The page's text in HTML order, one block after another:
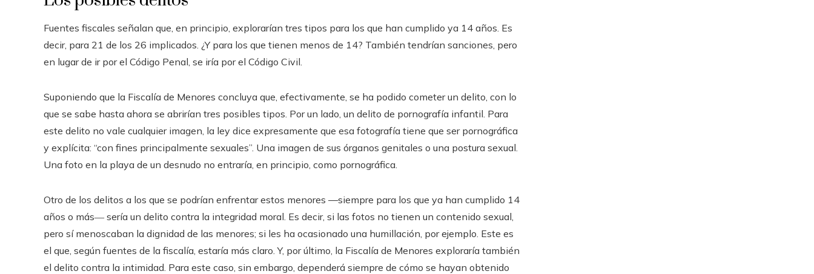
Fuentes fiscales señalan que, en principio, explorarían tres tipos para los que han cumplido ya 14 años. Es
decir, para 21 de los 26 implicados. ¿Y para los que tienen menos de 14? También tendrían sanciones, pero
en lugar de ir por el Código Penal, se iría por el Código Civil.
Suponiendo que la Fiscalía de Menores concluya que, efectivamente, se ha podido cometer un delito, con lo
que se sabe hasta ahora se abrirían tres posibles tipos. Por un lado, un delito de pornografía infantil. Para
este delito no vale cualquier imagen, la ley dice expresamente que esa fotografía tiene que ser pornográfica
y explícita: “con fines principalmente sexuales”. Una imagen de sus órganos genitales o una postura sexual.
Una foto en la playa de un desnudo no entraría, en principio, como pornográfica.
Otro de los delitos a los que se podrían enfrentar estos menores —siempre para los que ya han cumplido 14
años o más― sería un delito contra la integridad moral. Es decir, si las fotos no tienen un contenido sexual,
pero sí menoscaban la dignidad de las menores; si les ha ocasionado una humillación, por ejemplo. Este es
el que, según fuentes de la fiscalía, estaría más claro. Y, por último, la Fiscalía de Menores exploraría también
el delito contra la intimidad. Para este caso, sin embargo, dependerá siempre de cómo se hayan obtenido